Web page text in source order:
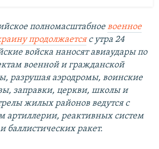
полномасштабноевоенное
продолжаетсяс утра 24
войска наносят авиаудары по
военной и гражданской
разрушая аэродромы, воинские
заправки, церкви, школы и
жилых районов ведутся с
артиллерии, реактивных систем
баллистических ракет.